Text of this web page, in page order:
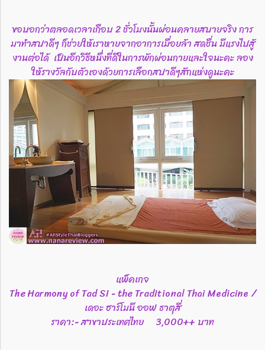
ขอบอกว่าตลอดเวลาเกือบ 2 ชั่วโมงนั้นผ่อนคลายสบายจริง การ
มาทำสปาดีๆ ก็ช่วยให้เราหายจากอาการเมื่อยล้า สดชื่น มีแรงไปสู้
งานต่อได้ เป็นอีกวิธีหนึ่งที่ดีในการพักผ่อนกายและใจนะคะ ลอง
ให้รางวัลกับตัวเองด้วยการเลือกสปาดีๆสักแห่งดูนะคะ
แพ็คเกจ
The Harmony of Tad Si - the Traditional Thai Medicine /
เดอะ ฮาร์โมนี ออฟ ธาตุสี่
ราคา:- สาขาประเทศไทย 3,000++ บาท